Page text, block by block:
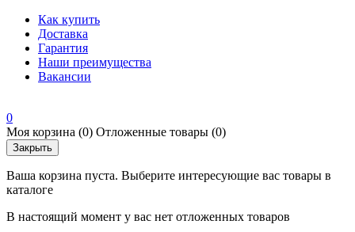
Как купить
Доставка
Гарантия
Наши преимущества
Вакансии
0
Моя корзина (0) Отложенные товары (0)
Закрыть
Ваша корзина пуста. Выберите интересующие вас товары в
каталоге
В настоящий момент у вас нет отложенных товаров